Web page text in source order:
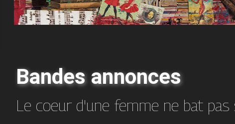
Bandes annonces
Le coeur d'une femme ne bat